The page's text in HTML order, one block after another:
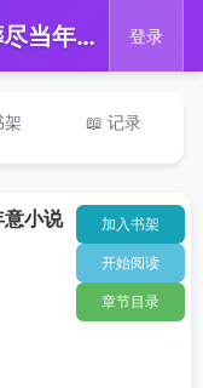
📖 阮知微霍祁骁风雪葬尽当年意小说在线免费阅读无广告 登录
架 📖 记录
意小说
加入书架
开始阅读
章节目录